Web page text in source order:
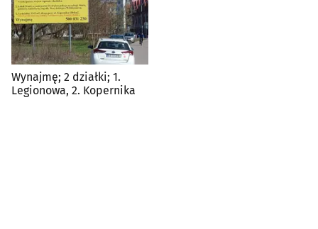
Wynajmę; 2 działki; 1.
Legionowa, 2. Kopernika